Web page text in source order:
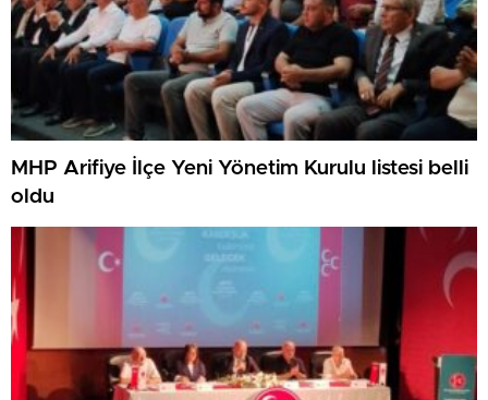
MHP Arifiye İlçe Yeni Yönetim Kurulu listesi belli
oldu